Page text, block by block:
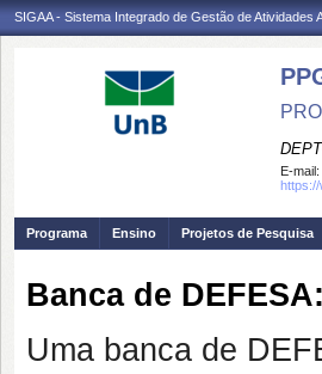
SIGAA - Sistema Integrado de Gestão de Atividades
E-mail:
Programa Ensino Projetos de Pesquisa
Banca de
Uma banca de